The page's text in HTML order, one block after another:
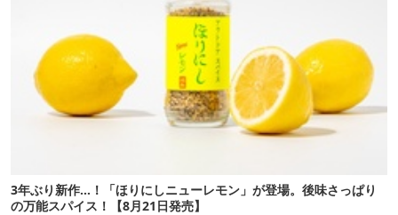
3年ぶり新作…！「ほりにしニューレモン」が登場。後味さっぱり
の万能スパイス！【8月21日発売】